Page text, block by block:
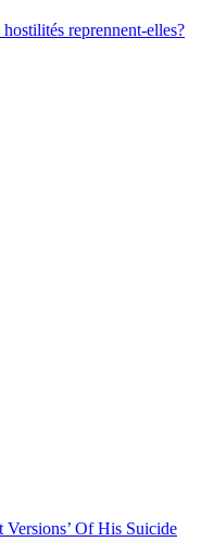
reprennent-elles?
Of His Suicide